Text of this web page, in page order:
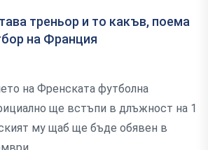
треньор и то какъв, поема
на Франция
на Френската футболна
ще встъпи в длъжност на 1
му щаб ще бъде обявен в